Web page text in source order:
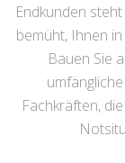
Endkunden
bemüht, Ihnen
Bauen Sie
Fachkräften,